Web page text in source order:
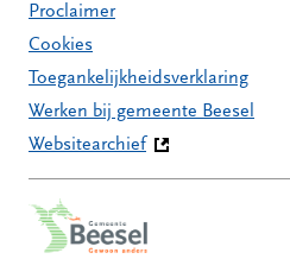
Proclaimer
Cookies
Toegankelijkheidsverklaring
Werken bij gemeente Beesel
Websitearchief